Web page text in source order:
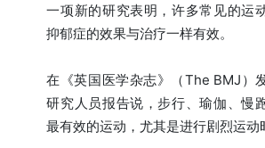
一项新的研究表明，许多常见的运
抑郁症的效果与治疗一样有效。
在《英国医学杂志》（The BMJ）
研究人员报告说，步行、瑜伽、慢
最有效的运动，尤其是进行剧烈运动